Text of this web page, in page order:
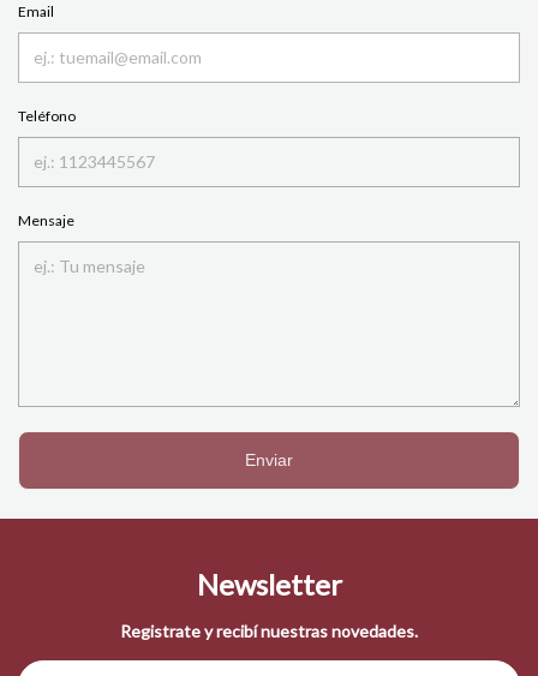
Email
Teléfono
Mensaje
Enviar
Newsletter
Registrate y recibí nuestras novedades.